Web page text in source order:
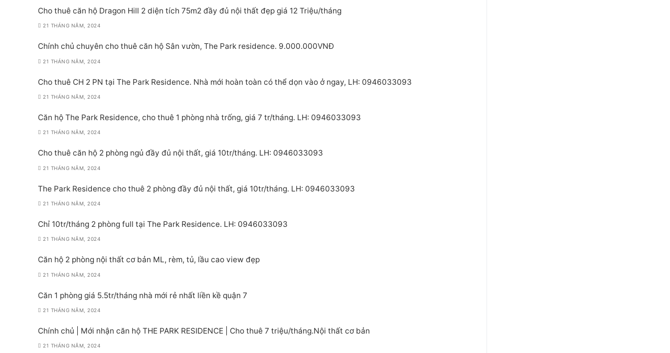
Cho thuê căn hộ Dragon Hill 2 diện tích 75m2 đầy đủ nội thất đẹp giá 12 Triệu/tháng
21 THÁNG NĂM, 2024
Chính chủ chuyên cho thuê căn hộ Sân vườn, The Park residence. 9.000.000VNĐ
21 THÁNG NĂM, 2024
Cho thuê CH 2 PN tại The Park Residence. Nhà mới hoàn toàn có thể dọn vào ở ngay, LH: 0946033093
21 THÁNG NĂM, 2024
Căn hộ The Park Residence, cho thuê 1 phòng nhà trống, giá 7 tr/tháng. LH: 0946033093
21 THÁNG NĂM, 2024
Cho thuê căn hộ 2 phòng ngủ đầy đủ nội thất, giá 10tr/tháng. LH: 0946033093
21 THÁNG NĂM, 2024
The Park Residence cho thuê 2 phòng đầy đủ nội thất, giá 10tr/tháng. LH: 0946033093
21 THÁNG NĂM, 2024
Chỉ 10tr/tháng 2 phòng full tại The Park Residence. LH: 0946033093
21 THÁNG NĂM, 2024
Căn hộ 2 phòng nội thất cơ bản ML, rèm, tủ, lầu cao view đẹp
21 THÁNG NĂM, 2024
Căn 1 phòng giá 5.5tr/tháng nhà mới rẻ nhất liền kề quận 7
21 THÁNG NĂM, 2024
Chính chủ | Mới nhận căn hộ THE PARK RESIDENCE | Cho thuê 7 triệu/tháng.Nội thất cơ bản
21 THÁNG NĂM, 2024